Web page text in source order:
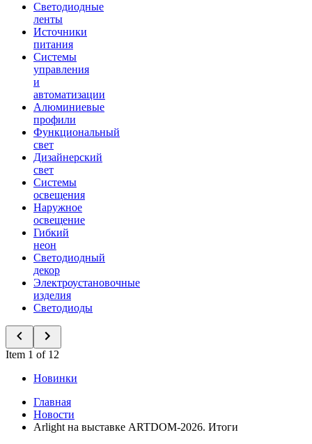
Светодиодные
ленты
Источники
питания
Системы
управления
и
автоматизации
Алюминиевые
профили
Функциональный
свет
Дизайнерский
свет
Системы
освещения
Наружное
освещение
Гибкий
неон
Светодиодный
декор
Электроустановочные
изделия
Светодиоды
Item 1 of 12
Новинки
Главная
Новости
Arlight на выставке ARTDOM-2026. Итоги